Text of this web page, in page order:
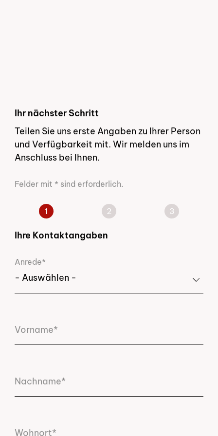
Ihr nächster Schritt
Teilen Sie uns erste Angaben zu Ihrer Person
und Verfügbarkeit mit. Wir melden uns im
Anschluss bei Ihnen.
Felder mit * sind erforderlich.
Ihre Kontaktangaben
Anrede*
Vorname*
Nachname*
Wohnort*